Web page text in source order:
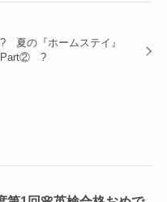
? 夏の『ホームステイ』
Part② ?